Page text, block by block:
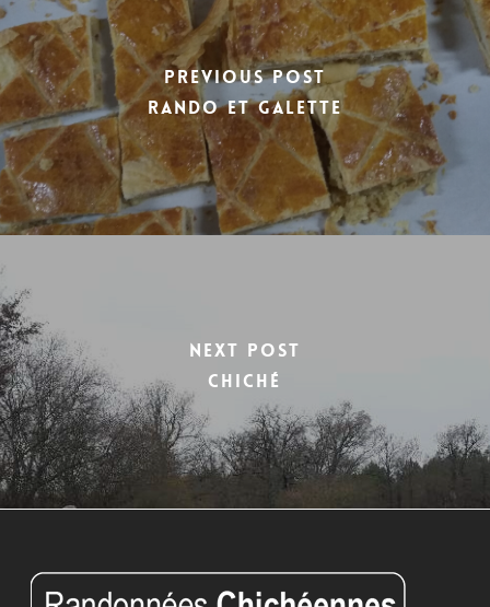
Previous Post
rando et galette
Next Post
chiché